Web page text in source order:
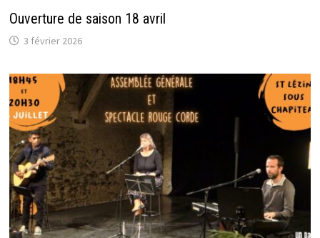
Ouverture de saison 18 avril
3 février 2026